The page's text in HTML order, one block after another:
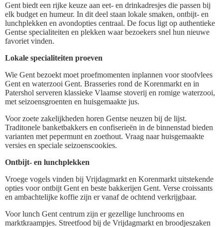
Gent biedt een rijke keuze aan eet- en drinkadresjes die passen bij
elk budget en humeur. In dit deel staan lokale smaken, ontbijt- en
lunchplekken en avondopties centraal. De focus ligt op authentieke
Gentse specialiteiten en plekken waar bezoekers snel hun nieuwe
favoriet vinden.
Lokale specialiteiten proeven
Wie Gent bezoekt moet proefmomenten inplannen voor stoofvlees
Gent en waterzooi Gent. Brasseries rond de Korenmarkt en in
Patershol serveren klassieke Vlaamse stoverij en romige waterzooi,
met seizoensgroenten en huisgemaakte jus.
Voor zoete zakelijkheden horen Gentse neuzen bij de lijst.
Traditonele banketbakkers en confiserieën in de binnenstad bieden
varianten met pepermunt en zoethout. Vraag naar huisgemaakte
versies en speciale seizoenscookies.
Ontbijt- en lunchplekken
Vroege vogels vinden bij Vrijdagmarkt en Korenmarkt uitstekende
opties voor ontbijt Gent en beste bakkerijen Gent. Verse croissants
en ambachtelijke koffie zijn er vanaf de ochtend verkrijgbaar.
Voor lunch Gent centrum zijn er gezellige lunchrooms en
marktkraampjes. Streetfood bij de Vrijdagmarkt en broodjeszaken